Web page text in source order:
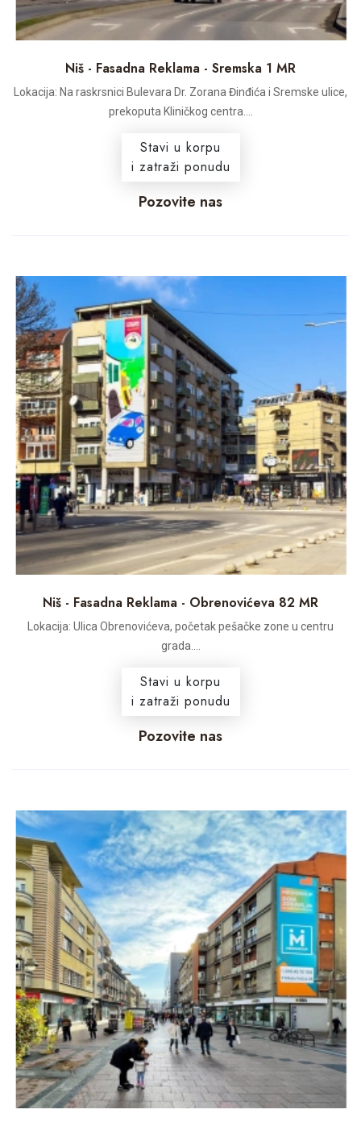
Niš - Fasadna Reklama - Sremska 1 MR
Lokacija: Na raskrsnici Bulevara Dr. Zorana Đinđića i Sremske ulice,
prekoputa Kliničkog centra....
Stavi u korpu
i zatraži ponudu
Pozovite nas
Niš - Fasadna Reklama - Obrenovićeva 82 MR
Lokacija: Ulica Obrenovićeva, početak pešačke zone u centru
grada....
Stavi u korpu
i zatraži ponudu
Pozovite nas